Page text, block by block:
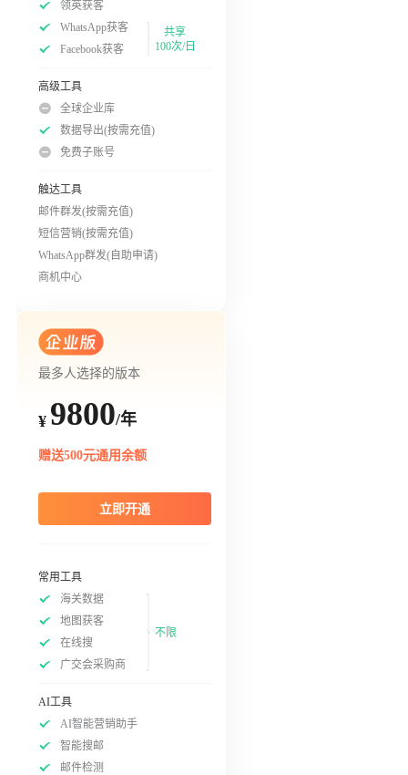
领英获客
WhatsApp获客
Facebook获客
共享
100次/日
高级工具
全球企业库
数据导出(按需充值)
免费子账号
触达工具
邮件群发(按需充值)
短信营销(按需充值)
WhatsApp群发(自助申请)
商机中心
最多人选择的版本
¥ 9800/年
赠送500元通用余额
立即开通
常用工具
海关数据
地图获客
在线搜
广交会采购商
不限
AI工具
AI智能营销助手
智能搜邮
邮件检测